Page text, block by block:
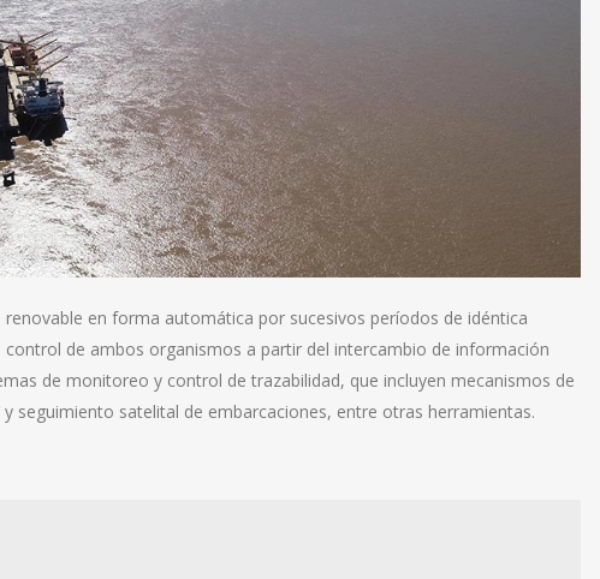
renovable en forma automática por sucesivos períodos de idéntica
control de ambos organismos a partir del intercambio de información
de monitoreo y control de trazabilidad, que incluyen mecanismos de
seguimiento satelital de embarcaciones, entre otras herramientas.